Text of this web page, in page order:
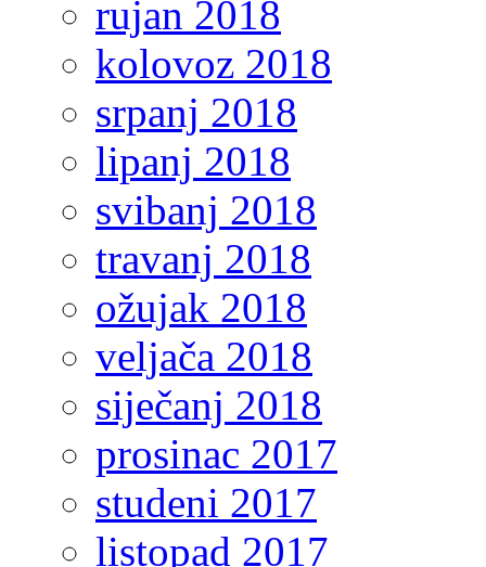
rujan 2018
kolovoz 2018
srpanj 2018
lipanj 2018
svibanj 2018
travanj 2018
ožujak 2018
veljača 2018
siječanj 2018
prosinac 2017
studeni 2017
listopad 2017